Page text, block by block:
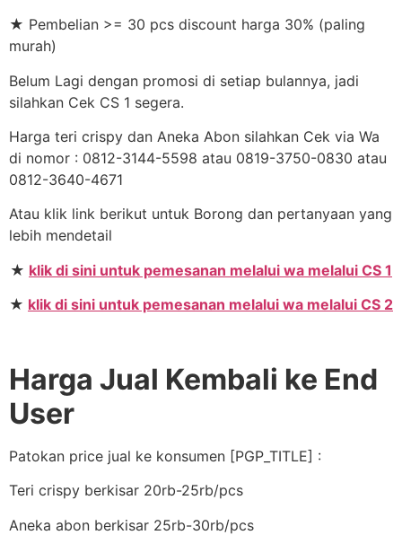
★ Pembelian >= 30 pcs discount harga 30% (paling
murah)
Belum Lagi dengan promosi di setiap bulannya, jadi
silahkan Cek CS 1 segera.
Harga teri crispy dan Aneka Abon silahkan Cek via Wa
di nomor : 0812-3144-5598 atau 0819-3750-0830 atau
0812-3640-4671
Atau klik link berikut untuk Borong dan pertanyaan yang
lebih mendetail
★ klik di sini untuk pemesanan melalui wa melalui CS 1
★ klik di sini untuk pemesanan melalui wa melalui CS 2
Harga Jual Kembali ke End
User
Patokan price jual ke konsumen [PGP_TITLE] :
Teri crispy berkisar 20rb-25rb/pcs
Aneka abon berkisar 25rb-30rb/pcs